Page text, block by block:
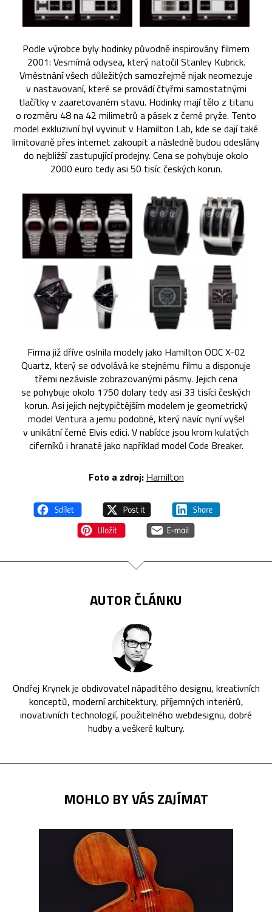
Podle výrobce byly hodinky původně inspirovány filmem
2001: Vesmírná odysea, který natočil Stanley Kubrick.
Vměstnání všech důležitých samozřejmě nijak neomezuje
v nastavovaní, které se provádí čtyřmi samostatnými
tlačítky v zaaretovaném stavu. Hodinky mají tělo z titanu
o rozměru 48 na 42 milimetrů a pásek z černé pryže. Tento
model exkluzivní byl vyvinut v Hamilton Lab, kde se dají také
limitovaně přes internet zakoupit a následně budou odeslány
do nejbližší zastupující prodejny. Cena se pohybuje okolo
2000 euro tedy asi 50 tisíc českých korun.
Firma již dříve oslnila modely jako Hamilton ODC X-02
Quartz, který se odvolává ke stejnému filmu a disponuje
třemi nezávisle zobrazovanými pásmy. Jejich cena
se pohybuje okolo 1750 dolary tedy asi 33 tisíci českých
korun. Asi jejich nejtypičtějším modelem je geometrický
model Ventura a jemu podobné, který navíc nyní vyšel
v unikátní černé Elvis edici. V nabídce jsou krom kulatých
ciferníků i hranaté jako například model Code Breaker.
Foto a zdroj: Hamilton
AUTOR ČLÁNKU
Ondřej Krynek je obdivovatel nápaditého designu, kreativních
konceptů, moderní architektury, příjemných interiérů,
inovativních technologií, použitelného webdesignu, dobré
hudby a veškeré kultury.
MOHLO BY VÁS ZAJÍMAT